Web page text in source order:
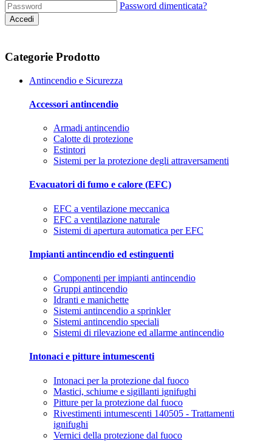
Password dimenticata?
Accedi
Categorie Prodotto
Antincendio e Sicurezza
Accessori antincendio
Armadi antincendio
Calotte di protezione
Estintori
Sistemi per la protezione degli attraversamenti
Evacuatori di fumo e calore (EFC)
EFC a ventilazione meccanica
EFC a ventilazione naturale
Sistemi di apertura automatica per EFC
Impianti antincendio ed estinguenti
Componenti per impianti antincendio
Gruppi antincendio
Idranti e manichette
Sistemi antincendio a sprinkler
Sistemi antincendio speciali
Sistemi di rilevazione ed allarme antincendio
Intonaci e pitture intumescenti
Intonaci per la protezione dal fuoco
Mastici, schiume e sigillanti ignifughi
Pitture per la protezione dal fuoco
Rivestimenti intumescenti 140505 - Trattamenti
ignifughi
Vernici della protezione dal fuoco